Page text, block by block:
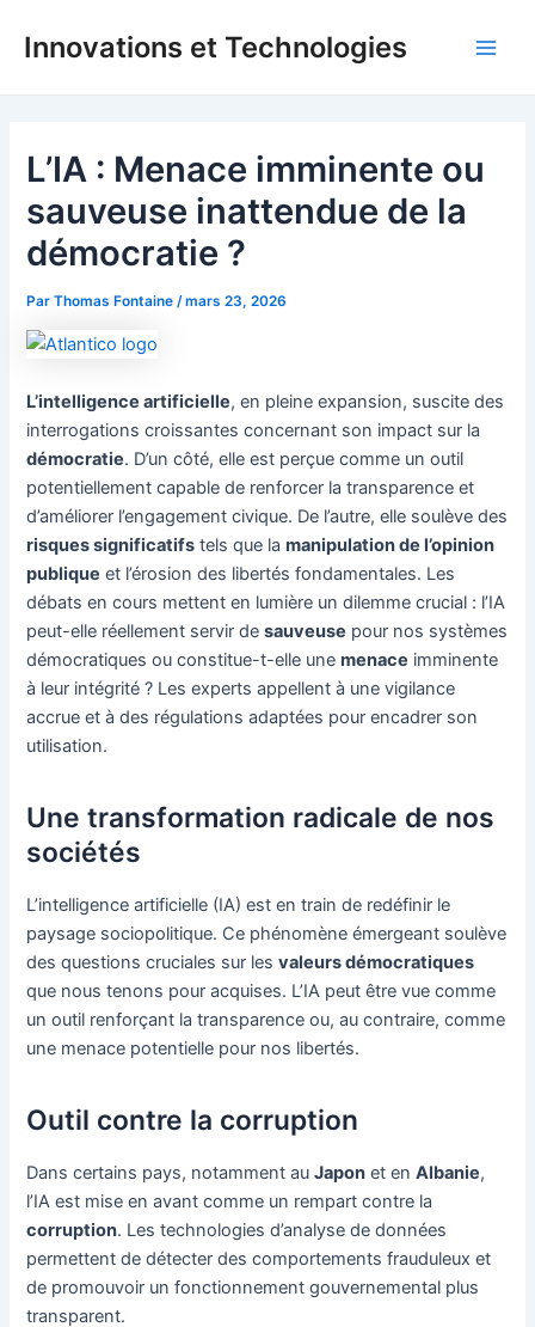
Innovations et Technologies
L’IA : Menace imminente ou
sauveuse inattendue de la
démocratie ?
ParThomas Fontaine /mars 23, 2026
L’intelligence artificielle, en pleine expansion, suscite des
interrogations croissantes concernant son impact sur la
démocratie. D’un côté, elle est perçue comme un outil
potentiellement capable de renforcer la transparence et
d’améliorer l’engagement civique. De l’autre, elle soulève des
risques significatifs tels que lamanipulation de l’opinion
publique et l’érosion des libertés fondamentales. Les
débats en cours mettent en lumière un dilemme crucial : l’IA
peut-elle réellement servir desauveuse pour nos systèmes
démocratiques ou constitue-t-elle unemenace imminente
à leur intégrité ? Les experts appellent à une vigilance
accrue et à des régulations adaptées pour encadrer son
utilisation.
Une transformation radicale de nos
sociétés
L’intelligence artificielle (IA) est en train de redéfinir le
paysage sociopolitique. Ce phénomène émergeant soulève
des questions cruciales sur lesvaleurs démocratiques
que nous tenons pour acquises. L’IA peut être vue comme
un outil renforçant la transparence ou, au contraire, comme
une menace potentielle pour nos libertés.
Outil contre la corruption
Dans certains pays, notamment auJapon et enAlbanie,
l’IA est mise en avant comme un rempart contre la
corruption. Les technologies d’analyse de données
permettent de détecter des comportements frauduleux et
de promouvoir un fonctionnement gouvernemental plus
transparent.